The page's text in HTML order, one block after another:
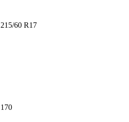
215/60 R17
170